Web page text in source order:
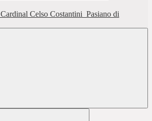
Cardinal Celso Costantini Pasiano di